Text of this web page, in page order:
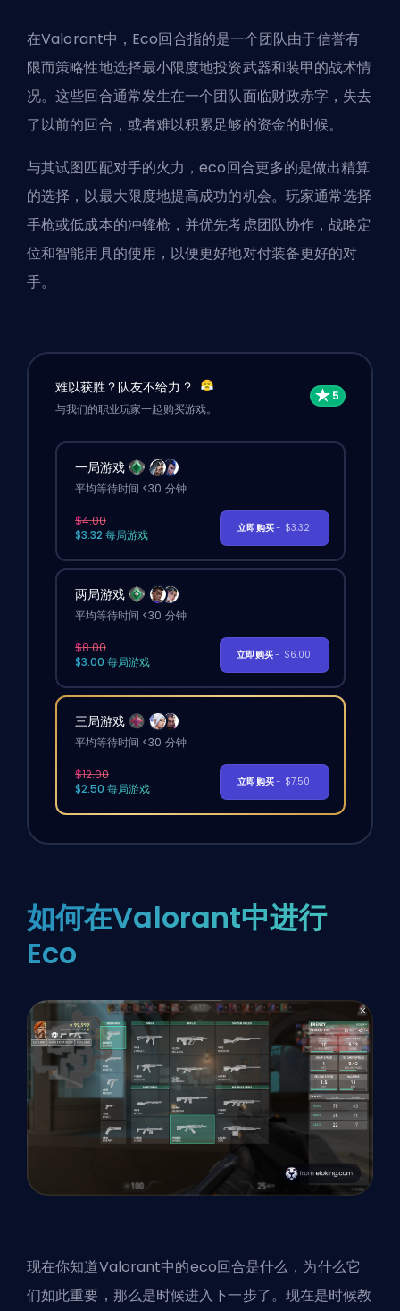
在Valorant中，Eco回合指的是一个团队由于信誉有
限而策略性地选择最小限度地投资武器和装甲的战术情
况。这些回合通常发生在一个团队面临财政赤字，失去
了以前的回合，或者难以积累足够的资金的时候。
与其试图匹配对手的火力，eco回合更多的是做出精算
的选择，以最大限度地提高成功的机会。玩家通常选择
手枪或低成本的冲锋枪，并优先考虑团队协作，战略定
位和智能用具的使用，以便更好地对付装备更好的对
手。
难以获胜？队友不给力？
与我们的职业玩家一起购买游戏。
一局游戏
平均等待时间 <30 分钟
$4.00
$3.32 每局游戏
立即购买- $3.32
两局游戏
平均等待时间 <30 分钟
$8.00
$3.00 每局游戏
立即购买- $6.00
三局游戏
平均等待时间 <30 分钟
$12.00
$2.50 每局游戏
立即购买- $7.50
如何在Valorant中进行
Eco
现在你知道Valorant中的eco回合是什么，为什么它
们如此重要，那么是时候进入下一步了。现在是时候教